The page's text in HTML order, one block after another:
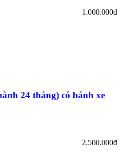
1.000.000đ
24 tháng) có bánh xe
2.500.000đ